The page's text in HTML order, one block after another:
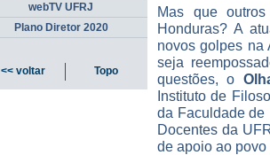
Mas que
Honduras? A
novos golpes na
seja
questões, o
Instituto de
da Faculdade de
Docentes da
de apoio ao
webTV UFRJ
Plano Diretor 2020
<< voltar Topo